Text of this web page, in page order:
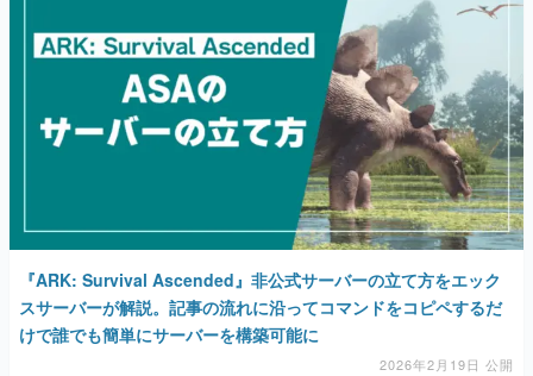
『ARK: Survival Ascended』非公式サーバーの立て方をエック
スサーバーが解説。記事の流れに沿ってコマンドをコピペするだ
けで誰でも簡単にサーバーを構築可能に
2026年2月19日 公開